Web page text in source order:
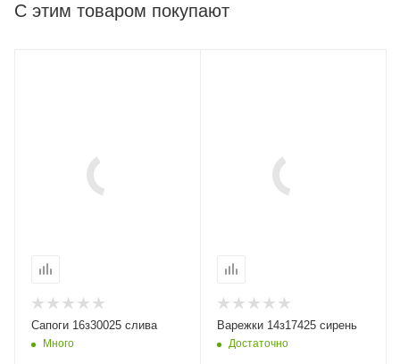
С этим товаром покупают
Сапоги 16з30025 слива
Много
Варежки 14з17425 сирень
Достаточно